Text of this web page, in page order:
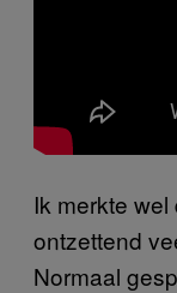
Ik merkte
ontzettend
Normaal